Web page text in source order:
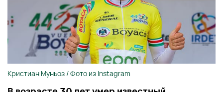
Кристиан Муньоз / Фото из Instagram